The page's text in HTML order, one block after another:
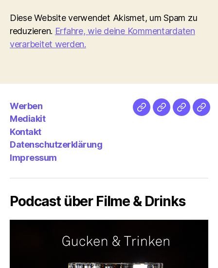
Diese Website verwendet Akismet, um Spam zu
reduzieren. Erfahre, wie deine Kommentardaten
verarbeitet werden.
Werben
Mediakit
Kontakt
Datenschutzerklärung
Impressum
NetzMedien
Podcast über Filme & Drinks